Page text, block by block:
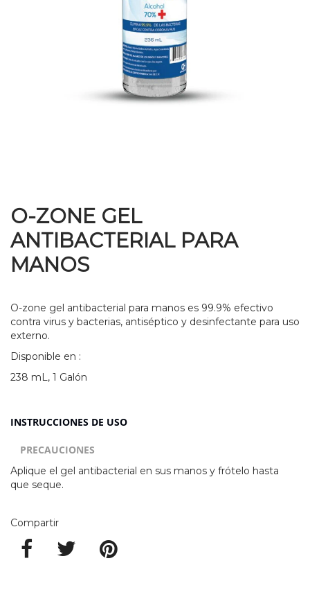
O-ZONE GEL
ANTIBACTERIAL PARA
MANOS
O-zone gel antibacterial para manos es 99.9% efectivo
contra virus y bacterias, antiséptico y desinfectante para uso
externo.
Disponible en :
238 mL, 1 Galón
INSTRUCCIONES DE USO
PRECAUCIONES
Aplique el gel antibacterial en sus manos y frótelo hasta
que seque.
Compartir